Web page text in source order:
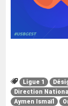
Ligue 1
Direction
Aymen Ismaïl